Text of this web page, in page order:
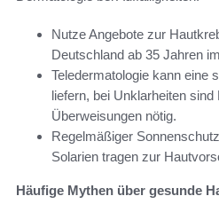
Nutze Angebote zur
Deutschland ab 35 Jahren
Teledermatologie kann eine
liefern, bei Unklarheiten sind
Überweisungen nötig.
Regelmäßiger
Solarien tragen zur
Häufige Mythen über gesunde